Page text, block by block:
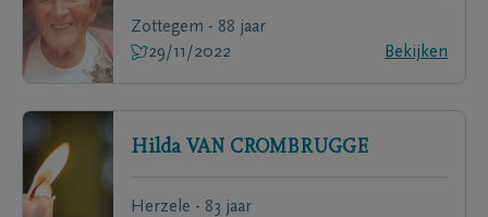
Zottegem - 88 jaar
29/11/2022
Bekijken
Hilda VAN CROMBRUGGE
Herzele - 83 jaar